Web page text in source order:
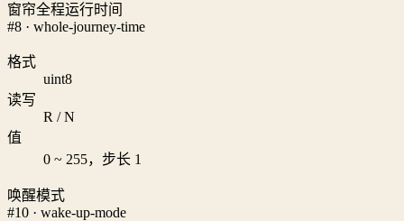
窗帘全程运行时间
#8 · whole-journey-time
格式
uint8
读写
R / N
值
0 ~ 255，步长 1
唤醒模式
#10 · wake-up-mode